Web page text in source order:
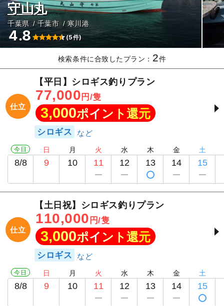
守山丸
千葉県 千葉市 寒川港
4.8 (5件)
検索条件に合致したプラン： 2件
仕立
【平日】シロギス釣りプラン
77,000 円/隻
3,000ポイント還元
シロギス
今日
8/8
日
9
月
10
火
11
水
12
木
13
金
14
土
15
仕立
【土日祝】シロギス釣りプラン
110,000 円/隻
3,000ポイント還元
シロギス
今日
8/8
日
9
月
10
火
11
水
12
木
13
金
14
土
15